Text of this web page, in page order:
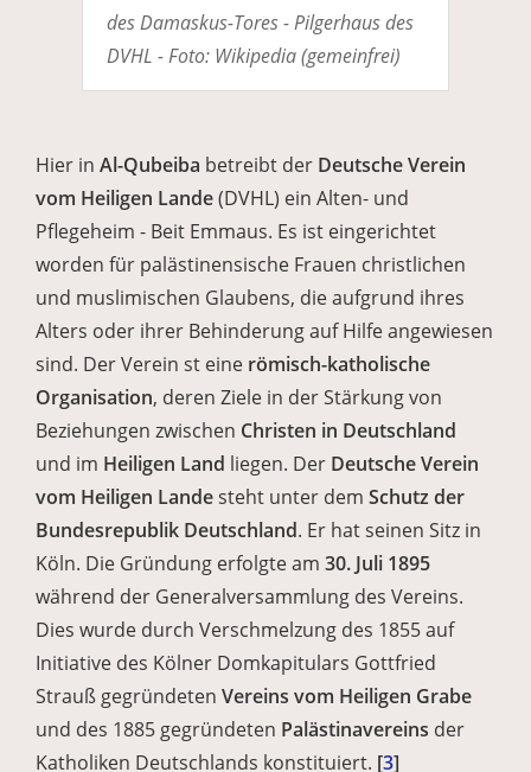
des Damaskus-Tores - Pilgerhaus des
DVHL - Foto: Wikipedia (gemeinfrei)
Hier in Al-Qubeiba betreibt der Deutsche Verein
vom Heiligen Lande(DVHL) ein Alten- und
Pflegeheim - Beit Emmaus. Es ist eingerichtet
worden für palästinensische Frauen christlichen
und muslimischen Glaubens, die aufgrund ihres
Alters oder ihrer Behinderung auf Hilfe angewiesen
sind. Der Verein st eine römisch-katholische
Organisation, deren Ziele in der Stärkung von
Beziehungen zwischen Christen in Deutschland
und im Heiligen Land liegen. Der Deutsche Verein
vom Heiligen Landesteht unter dem Schutz der
Bundesrepublik Deutschland. Er hat seinen Sitz in
Köln. Die Gründung erfolgte am 30. Juli 1895
während der Generalversammlung des Vereins.
Dies wurde durch Verschmelzung des 1855 auf
Initiative des Kölner Domkapitulars Gottfried
Strauß gegründeten Vereins vom Heiligen Grabe
und des 1885 gegründeten Palästinavereins der
Katholiken Deutschlands konstituiert. [3]